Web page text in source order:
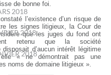
de bonne foi.
l’existence d’un risque de
les signes litigieux, la Cour de
que les juges du fond ont
retenu que la société
disposait d’aucun intérêt légitime
« ne démontrait pas une
noms de domaine litigieux ».
2018
2018
2018